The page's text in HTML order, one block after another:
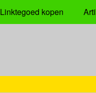
Linktegoed kopen